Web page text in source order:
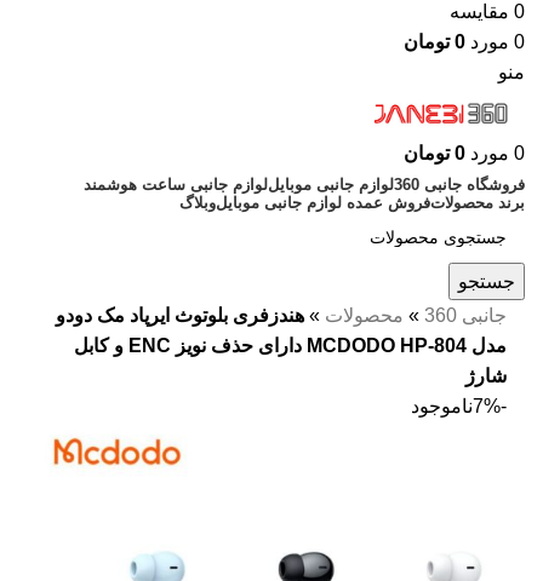
0 مقايسه
0 مورد 0 تومان
منو
0 مورد 0 تومان
فروشگاه جانبی 360 لوازم جانبی موبایللوازم جانبی ساعت هوشمند
برند محصولاتفروش عمده لوازم جانبی موبایلوبلاگ
جستجو
جانبی 360
» محصولات » هندزفری بلوتوث ایرپاد مک دودو
مدل MCDODO HP-804 دارای حذف نویز ENC و کابل
شارژ
-7%
ناموجود